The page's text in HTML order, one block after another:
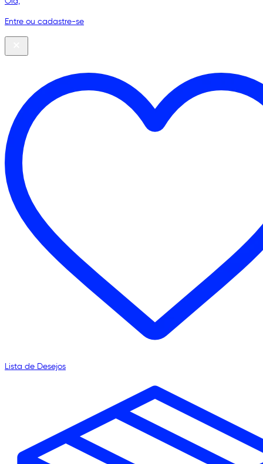
Entre ou cadastre-se
Lista de Desejos